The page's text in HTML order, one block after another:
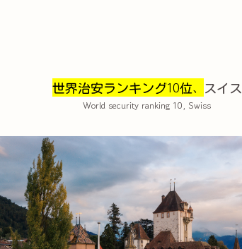
世界治安ランキング10位、 スイス
World security ranking 10, Swiss